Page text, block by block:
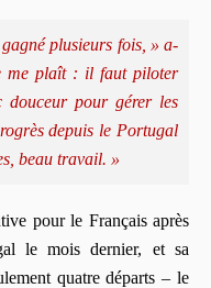
plusieurs fois, » a-
me plaît : il faut piloter
douceur pour gérer les
depuis le Portugal
beau travail. »
pour le Français après
le mois dernier, et sa
quatre départs – le